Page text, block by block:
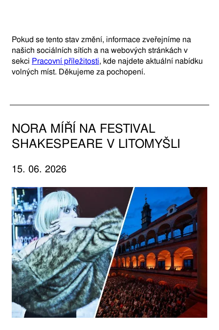
Pokud se tento stav změní, informace zveřejníme na
našich sociálních sítích a na webových stránkách v
sekci Pracovní příležitosti, kde najdete aktuální nabídku
volných míst. Děkujeme za pochopení.
NORA MÍŘÍ NA FESTIVAL
SHAKESPEARE V LITOMYŠLI
15. 06. 2026